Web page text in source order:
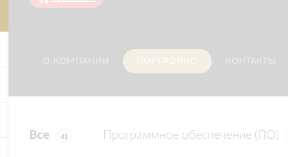
О КОМПАНИИ ПОРТФОЛИО КОНТАКТЫ
Все 41 Программное обеспечение (ПО)